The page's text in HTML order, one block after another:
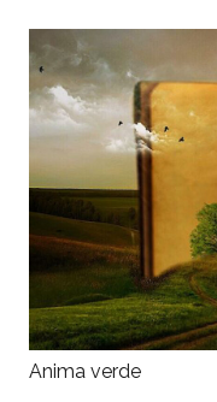
Anima verde